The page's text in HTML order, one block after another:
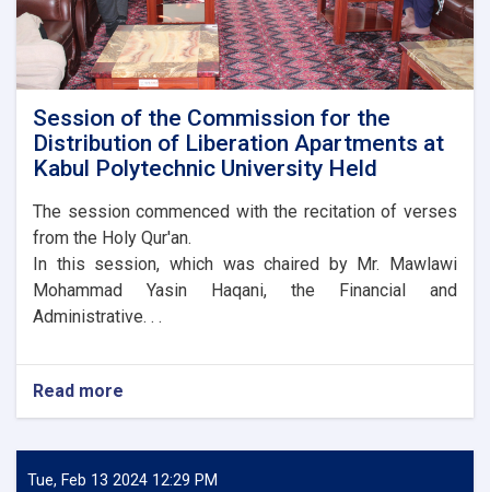
Session of the Commission for the
Distribution of Liberation Apartments at
Kabul Polytechnic University Held
The session commenced with the recitation of verses
from the Holy Qur'an.
In this session, which was chaired by Mr. Mawlawi
Mohammad Yasin Haqani, the Financial and
Administrative. . .
Read more
Session
the
Commission
Tue, Feb 13 2024 12:29 PM